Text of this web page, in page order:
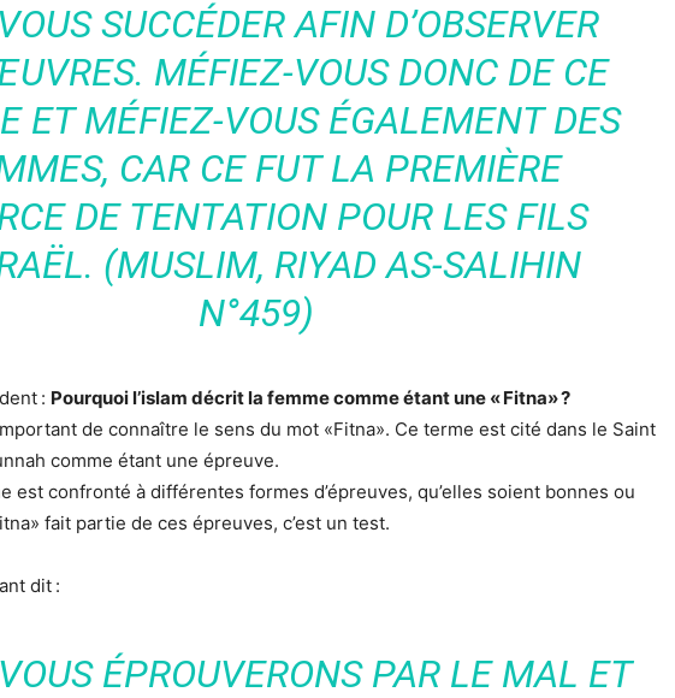
SUCCÉDER AFIN D’OBSERVER
MÉFIEZ-VOUS DONC DE CE
ET MÉFIEZ-VOUS ÉGALEMENT DES
CAR CE FUT LA PREMIÈRE
DE TENTATION POUR LES FILS
(MUSLIM, RIYAD AS-SALIHIN
N°459)
: Pourquoi l’islam décrit la femme comme étant une « Fitna» ?
de connaître le sens du mot «Fitna». Ce terme est cité dans le Saint
comme étant une épreuve.
est confronté à différentes formes d’épreuves, qu’elles soient bonnes ou
fait partie de ces épreuves, c’est un test.
dit :
ÉPROUVERONS PAR LE MAL ET